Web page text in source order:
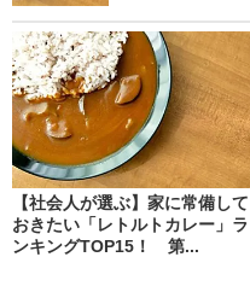
【社会人が選ぶ】家に常備して
おきたい「レトルトカレー」ラ
ンキングTOP15！ 第...